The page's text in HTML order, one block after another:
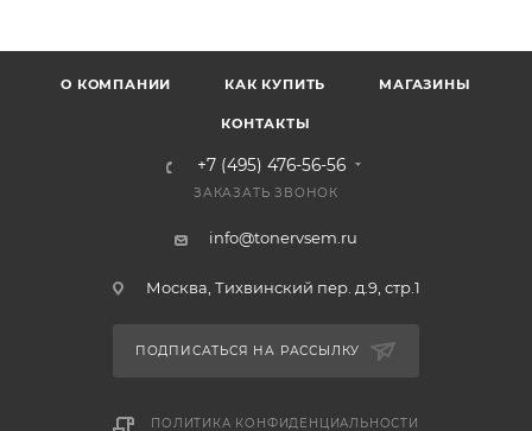
О КОМПАНИИ КАК КУПИТЬ МАГАЗИНЫ
КОНТАКТЫ
+7 (495) 476-56-56
ЗАКАЗАТЬ ЗВОНОК
info@tonervsem.ru
Москва, Тихвинский пер. д.9, стр.1
ПОДПИСАТЬСЯ НА РАССЫЛКУ
ПОЛИТИКА КОНФИДЕНЦИАЛЬНОСТИ